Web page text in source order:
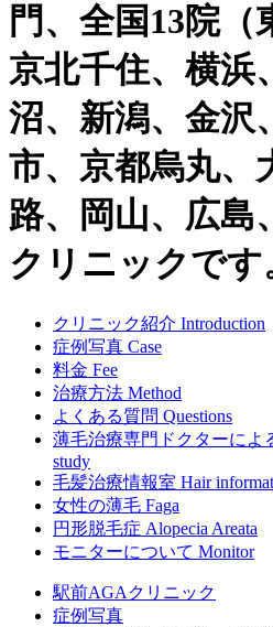
門、全国13院（
京北千住、横浜
沼、新潟、金沢
市、京都烏丸、
路、岡山、広島
クリニックです
クリニック紹介 Introduction
症例写真 Case
料金 Fee
治療方法 Method
よくある質問 Questions
薄毛治療専門ドクターによ
study
毛髪治療情報室 Hair
女性の薄毛 Faga
円形脱毛症 Alopecia Areata
モニターについて Monitor
駅前AGAクリニック
症例写真